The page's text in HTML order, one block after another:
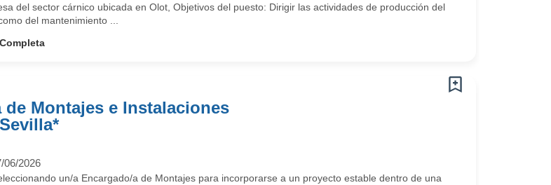
del sector cárnico ubicada en Olot, Objetivos del puesto: Dirigir las actividades de producción del
del mantenimiento ...
de Montajes e Instalaciones
06/2026
un/a Encargado/a de Montajes para incorporarse a un proyecto estable dentro de una